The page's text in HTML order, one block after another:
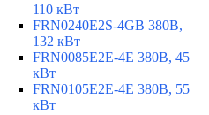
110 кВт
FRN0240E2S-4GB 380В,
132 кВт
FRN0085E2E-4E 380В, 45
кВт
FRN0105E2E-4E 380В, 55
кВт